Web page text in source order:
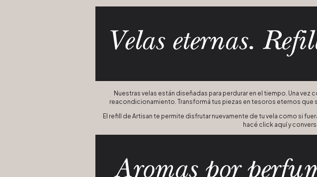
Nuestras velas están diseñadas para perdurar en el tiempo. Una
reacondicionamiento. Transformá tus piezas en tesoros eternos que
El refill de Artisan te permite disfrutar nuevamente de tu vela como si
hacé click aquíy